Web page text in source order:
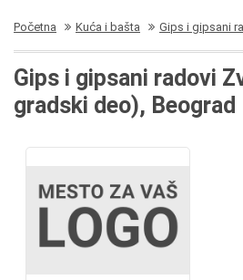
Početna Kuća i bašta Gips i gipsani
Gips i gipsani radovi
gradski deo), Beograd